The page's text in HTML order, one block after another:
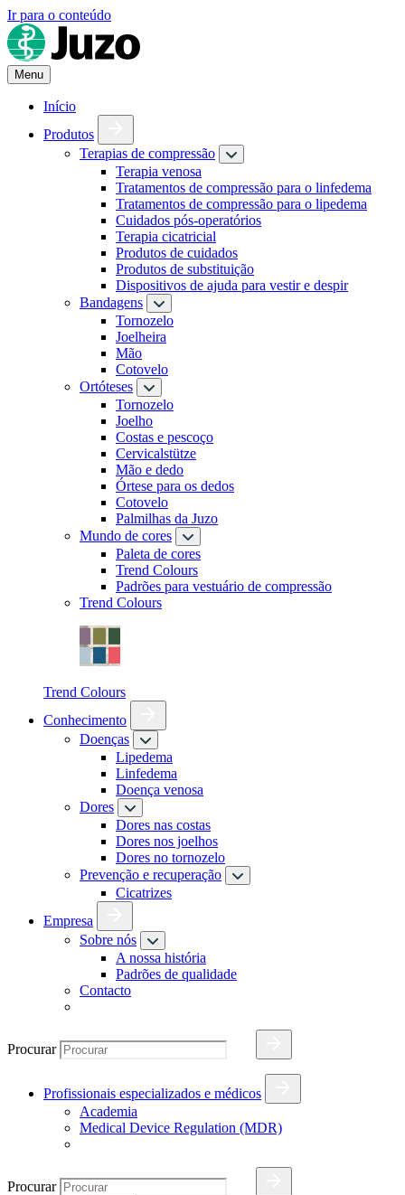
Ir para o conteúdo
Menu
Início
Produtos
Terapias de compressão
Terapia venosa
Tratamentos de compressão para o linfedema
Tratamentos de compressão para o lipedema
Cuidados pós-operatórios
Terapia cicatricial
Produtos de cuidados
Produtos de substituição
Dispositivos de ajuda para vestir e despir
Bandagens
Tornozelo
Joelheira
Mão
Cotovelo
Ortóteses
Tornozelo
Joelho
Costas e pescoço
Cervicalstütze
Mão e dedo
Órtese para os dedos
Cotovelo
Palmilhas da Juzo
Mundo de cores
Paleta de cores
Trend Colours
Padrões para vestuário de compressão
Trend Colours
Trend Colours
Conhecimento
Doenças
Lipedema
Linfedema
Doença venosa
Dores
Dores nas costas
Dores nos joelhos
Dores no tornozelo
Prevenção e recuperação
Cicatrizes
Empresa
Sobre nós
A nossa história
Padrões de qualidade
Contacto
Procurar
Profissionais especializados e médicos
Academia
Medical Device Regulation (MDR)
Procurar